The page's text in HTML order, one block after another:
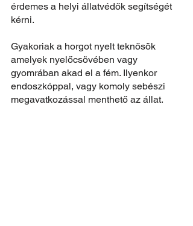
érdemes a helyi állatvédők segítségét
kérni.
Gyakoriak a horgot nyelt teknősök
amelyek nyelőcsövében vagy
gyomrában akad el a fém. Ilyenkor
endoszkóppal, vagy komoly sebészi
megavatkozással menthető az állat.